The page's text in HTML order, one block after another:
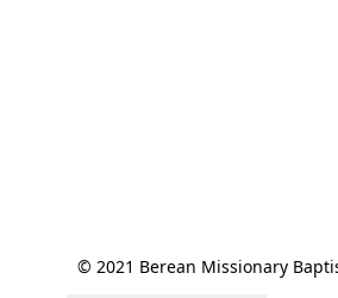
© 2021 Berean Missionary